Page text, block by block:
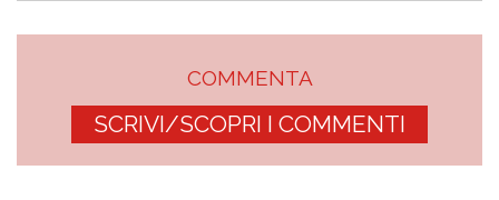
COMMENTA
SCRIVI/SCOPRI I COMMENTI